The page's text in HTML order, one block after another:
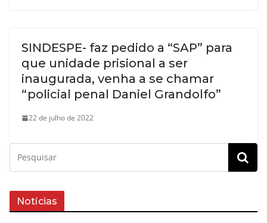
SINDESPE- faz pedido a “SAP” para
que unidade prisional a ser
inaugurada, venha a se chamar
“policial penal Daniel Grandolfo”
22 de julho de 2022
Notícias